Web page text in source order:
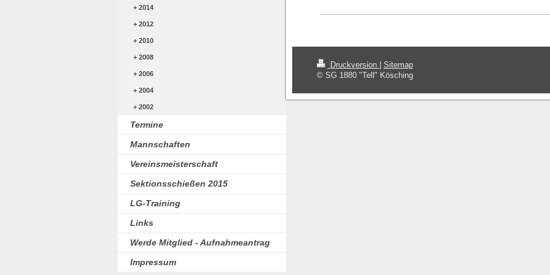
Druckversion
Sitemap
© SG 1880 "Tell" Kösching
2014
2012
2010
2008
2006
2004
2002
Termine
Mannschaften
Vereinsmeisterschaft
Sektionsschießen 2015
LG-Training
Links
Werde Mitglied - Aufnahmeantrag
Impressum